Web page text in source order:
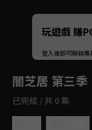
Unmute
如有不
玩遊戲 賺
登入後即可解鎖專
闇芝居 第三季
已完結 / 共 0 集